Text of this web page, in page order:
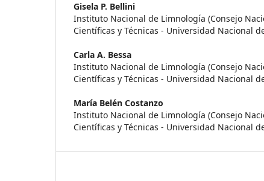
Gisela P. Bellini
Instituto Nacional de Limnología (Consejo
Científicas y Técnicas - Universidad Nacional
Carla A. Bessa
Instituto Nacional de Limnología (Consejo
Científicas y Técnicas - Universidad Nacional
María Belén Costanzo
Instituto Nacional de Limnología (Consejo
Científicas y Técnicas - Universidad Nacional